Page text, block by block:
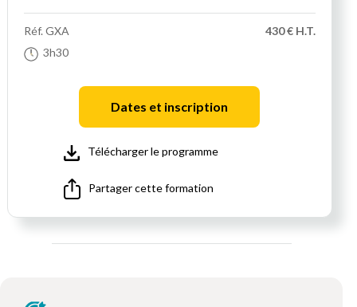
Réf.GXA
3h30
430 € H.T.
Dates et inscription
Télécharger le programme
Partager cette formation